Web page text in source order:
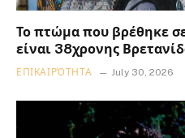
Το πτώμα που βρέθηκε
είναι 38χρονης
ΕΠΙΚΑΙΡΌΤΗΤΑ July 30, 2026